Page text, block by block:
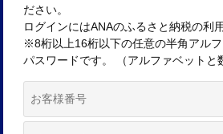
ださい。
ログインにはANAのふるさと納税の利
※8桁以上16桁以下の任意の半角アル
パスワードです。 （アルファベットと